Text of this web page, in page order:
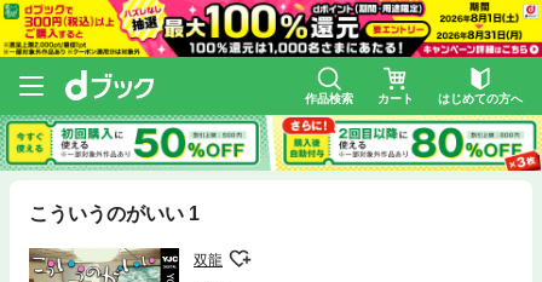
作品検索 カート はじめての方へ
こういうのがいい 1
双龍